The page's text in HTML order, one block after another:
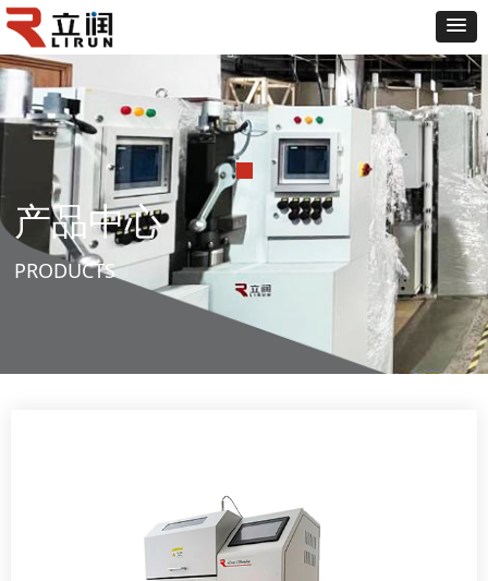
产品中心
PRODUCTS